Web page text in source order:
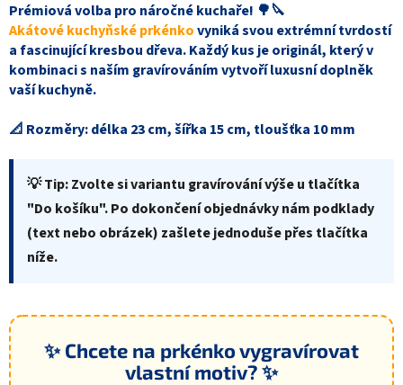
Prémiová volba pro náročné kuchaře! 🌳🔪
Akátové kuchyňské prkénkovyniká svou extrémní tvrdostí
a fascinující kresbou dřeva. Každý kus je originál, který v
kombinaci s naším gravírováním vytvoří luxusní doplněk
vaší kuchyně.
📐 Rozměry:délka 23 cm, šířka 15 cm, tloušťka 10 mm
💡 Tip: Zvolte si variantu gravírování výše u tlačítka
"Do košíku". Po dokončení objednávky nám podklady
(text nebo obrázek) zašlete jednoduše přes tlačítka
níže.
✨ Chcete na prkénko vygravírovat
vlastní motiv? ✨